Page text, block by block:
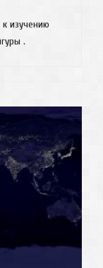
изучению
.